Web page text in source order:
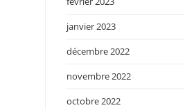
janvier 2023
décembre 2022
novembre 2022
octobre 2022